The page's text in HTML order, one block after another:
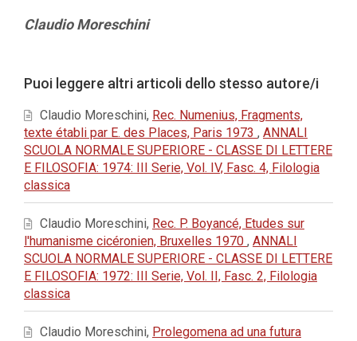
Contenuto
Claudio Moreschini
dell'articolo
Puoi leggere altri articoli dello stesso autore/i
Claudio Moreschini, Rec. Numenius, Fragments,
texte établi par E. des Places, Paris 1973 , ANNALI
SCUOLA NORMALE SUPERIORE - CLASSE DI LETTERE
E FILOSOFIA: 1974: III Serie, Vol. IV, Fasc. 4, Filologia
classica
Claudio Moreschini, Rec. P. Boyancé, Etudes sur
l'humanisme cicéronien, Bruxelles 1970 , ANNALI
SCUOLA NORMALE SUPERIORE - CLASSE DI LETTERE
E FILOSOFIA: 1972: III Serie, Vol. II, Fasc. 2, Filologia
classica
Claudio Moreschini, Prolegomena ad una futura